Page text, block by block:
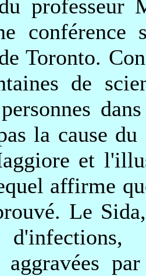
professeur
Toronto.
de
la cause
et
affirme
Le
aggravées